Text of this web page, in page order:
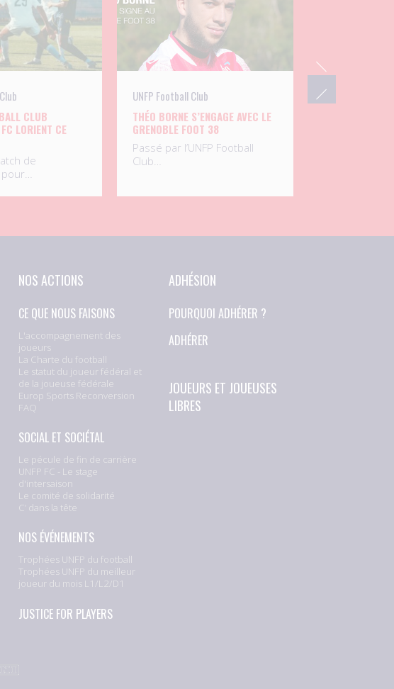
CLUB
LORIENT CE
de
UNFP Football Club
THÉO BORNE S’ENGAGE AVEC LE
GRENOBLE FOOT 38
Passé par l’UNFP Football
Club…
NOS ACTIONS
CE QUE NOUS FAISONS
L'accompagnement des
joueurs
La Charte du football
Le statut du joueur fédéral et
de la joueuse fédérale
Europ Sports Reconversion
FAQ
SOCIAL ET SOCIÉTAL
Le pécule de fin de carrière
UNFP FC - Le stage
d'intersaison
Le comité de solidarité
C’ dans la tête
NOS ÉVÉNEMENTS
Trophées UNFP du football
Trophées UNFP du meilleur
joueur du mois L1/L2/D1
JUSTICE FOR PLAYERS
ADHÉSION
POURQUOI ADHÉRER ?
ADHÉRER
JOUEURS ET JOUEUSES
LIBRES